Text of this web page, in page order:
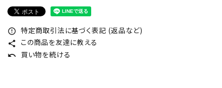
error_outline 特定商取引法に基づく表記 (返品など)
share この商品を友達に教える
undo 買い物を続ける